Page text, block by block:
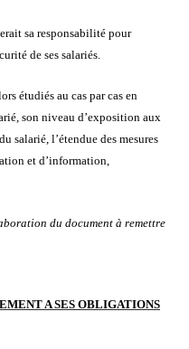
sa responsabilité pour
de ses salariés.
étudiés au cas par cas en
son niveau d’exposition aux
salarié, l’étendue des mesures
et d’information,
du document à remettre
A SES OBLIGATIONS